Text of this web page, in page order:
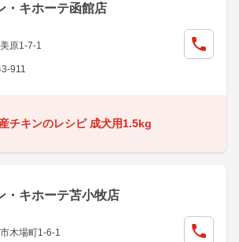
・キホーテ函館店
原1-7-1
911
チキンのレシピ 成犬用1.5kg
・キホーテ苫小牧店
木場町1-6-1